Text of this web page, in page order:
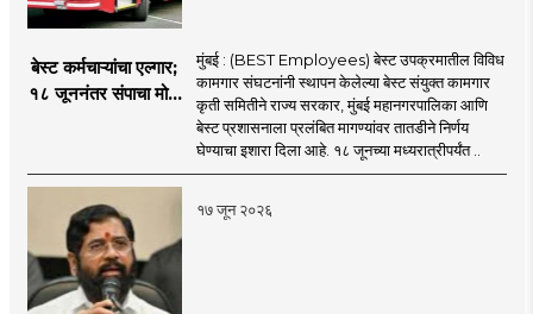
बेस्ट कर्मचाऱ्यांचा एल्गार;
१८ जूननंतर संपाचा मोठा
मुंबई : (BEST Employees) बेस्ट उपक्रमातील विविध
कामगार संघटनांनी स्थापन केलेल्या बेस्ट संयुक्त कामगार
कृती समितीने राज्य सरकार, मुंबई महानगरपालिका आणि
बेस्ट प्रशासनाला प्रलंबित मागण्यांवर तातडीने निर्णय
घेण्याचा इशारा दिला आहे. १८ जूनच्या मध्यरात्रीपर्यंत ..
१७ जून २०२६